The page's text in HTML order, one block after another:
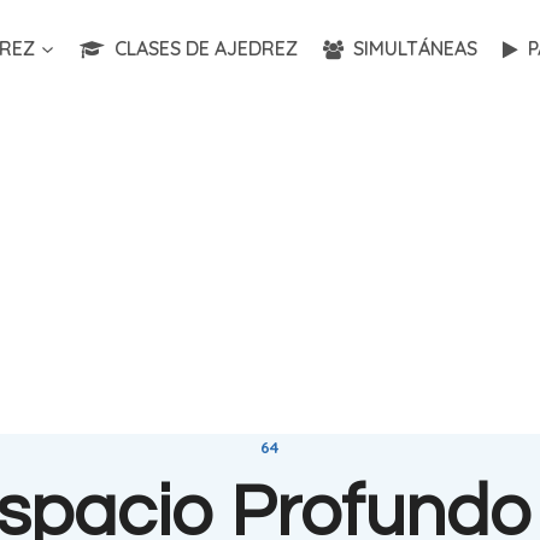
CLASES DE AJEDREZ SIMULTÁNEAS
64